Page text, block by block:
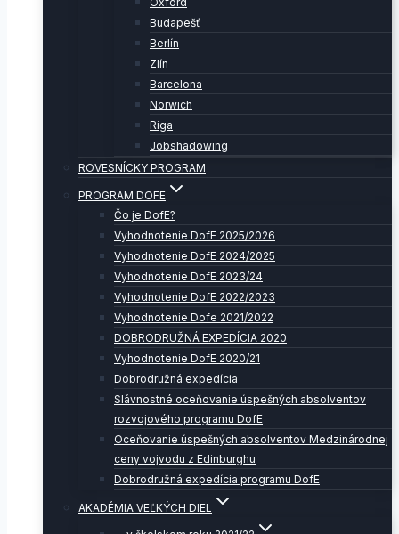
Budapešť
Berlín
Zlín
Barcelona
Norwich
Riga
Jobshadowing
ROVESNÍCKY PROGRAM
PROGRAM DOFE
Čo je DofE?
Vyhodnotenie DofE 2025/2026
Vyhodnotenie DofE 2024/2025
Vyhodnotenie DofE 2023/24
Vyhodnotenie DofE 2022/2023
Vyhodnotenie Dofe 2021/2022
DOBRODRUŽNÁ EXPEDÍCIA 2020
Vyhodnotenie DofE 2020/21
Dobrodružná expedícia
Slávnostné oceňovanie úspešných absolventov
rozvojového programu DofE
Oceňovanie úspešných absolventov Medzinárodnej
ceny vojvodu z Edinburghu
Dobrodružná expedícia programu DofE
AKADÉMIA VEĽKÝCH DIEL